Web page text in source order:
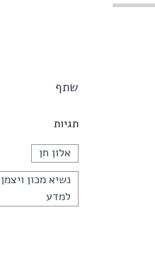
שתף
תגיות
אלון חן
נשיא מכון ויצמן
למדע